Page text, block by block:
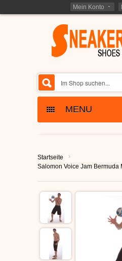
Mein Konto
MENU
ETNIES
GLOBE
ÉS SCHUHE
KINDER
RESTPOSTEN
SCHUHE
MARKEN -
Startseite
›
Salomon Voice Jam Bermuda